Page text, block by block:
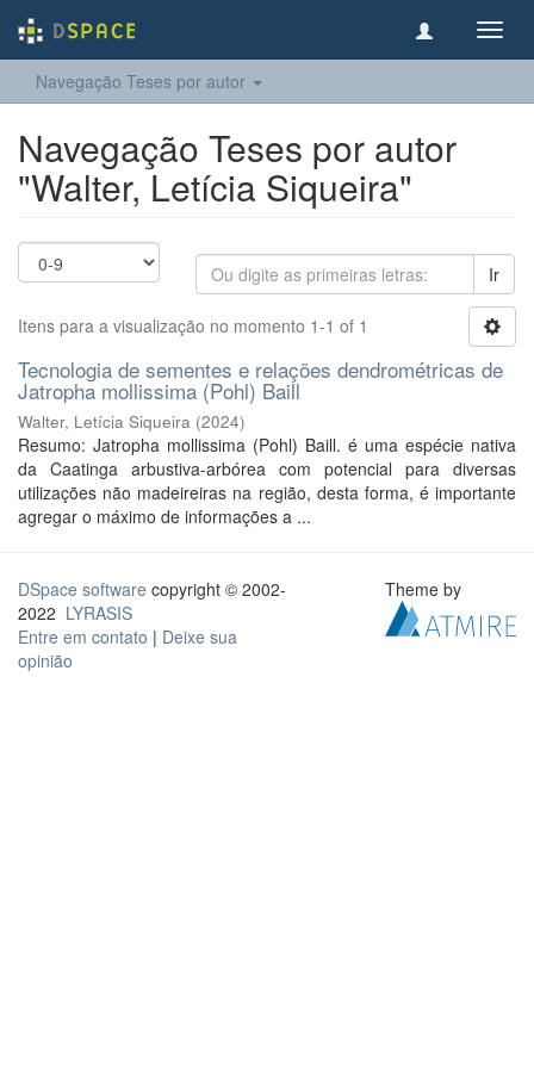
Navegação Teses por autor
Navegação Teses por autor
"Walter, Letícia Siqueira"
Ir
Itens para a visualização no momento 1-1 of 1
Tecnologia de sementes e relações dendrométricas de
Jatropha mollissima (Pohl) Baill
Walter, Letícia Siqueira (2024)
Resumo: Jatropha mollissima (Pohl) Baill. é uma espécie nativa
da Caatinga arbustiva-arbórea com potencial para diversas
utilizações não madeireiras na região, desta forma, é importante
agregar o máximo de informações a ...
DSpace software copyright © 2002-
2022 LYRASIS
Entre em contato | Deixe sua
opinião
Theme by